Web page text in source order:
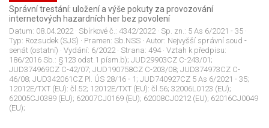
Správní trestání: uložení a výše pokuty za provozování
internetových hazardních her bez povolení
Datum: 08.04.2022· Sbírkové č.: 4342/2022· Sp. zn.: 5 As 6/2021 - 35 ·
Typ: Rozsudek (SJS) · Pramen: Sb.NSS · Autor: Nejvyšší správní soud -
senát (ostatní) · Vydání: 6/2022· Strana: 494· Vztah k předpisu:
186/2016 Sb.: §123 odst.1 písm.b); JUD29903CZ C-243/01;
JUD374969CZ C-42/07; JUD190758CZ C-203/08; JUD374973CZ C-
46/08; JUD342061CZ Pl. ÚS 28/16 - 1; JUD740927CZ 5 As 6/2021 - 35;
12012E/TXT (EU): čl.52; 12012E/TXT (EU): čl.56; 32006L0123 (EU);
62005CJ0389 (EU); 62007CJ0169 (EU); 62008CJ0212 (EU); 62016CJ0049
(EU);